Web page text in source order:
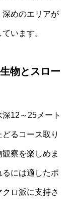
深めのエリアが
います。
物とスロー
12～25メート
るコース取り
察を楽しめま
には適したポ
ロ派に支持さ